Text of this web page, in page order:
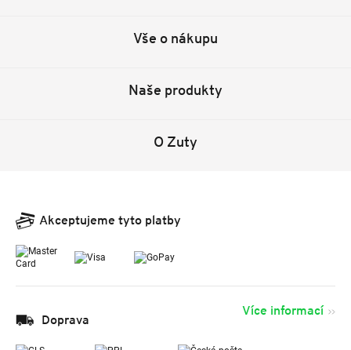
Vše o nákupu
Naše produkty
O Zuty
Akceptujeme tyto platby
Doprava
Více informací